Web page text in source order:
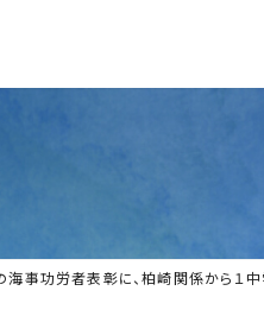
事功労者表彰に、柏崎関係から１中